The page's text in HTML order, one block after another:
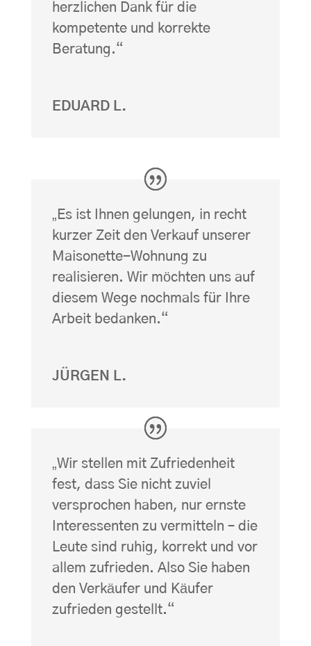
herzlichen Dank für die
kompetente und korrekte
Beratung.“
EDUARD L.
„Es ist Ihnen gelungen, in recht
kurzer Zeit den Verkauf unserer
Maisonette-Wohnung zu
realisieren. Wir möchten uns auf
diesem Wege nochmals für Ihre
Arbeit bedanken.“
JÜRGEN L.
„Wir stellen mit Zufriedenheit
fest, dass Sie nicht zuviel
versprochen haben, nur ernste
Interessenten zu vermitteln – die
Leute sind ruhig, korrekt und vor
allem zufrieden. Also Sie haben
den Verkäufer und Käufer
zufrieden gestellt.“